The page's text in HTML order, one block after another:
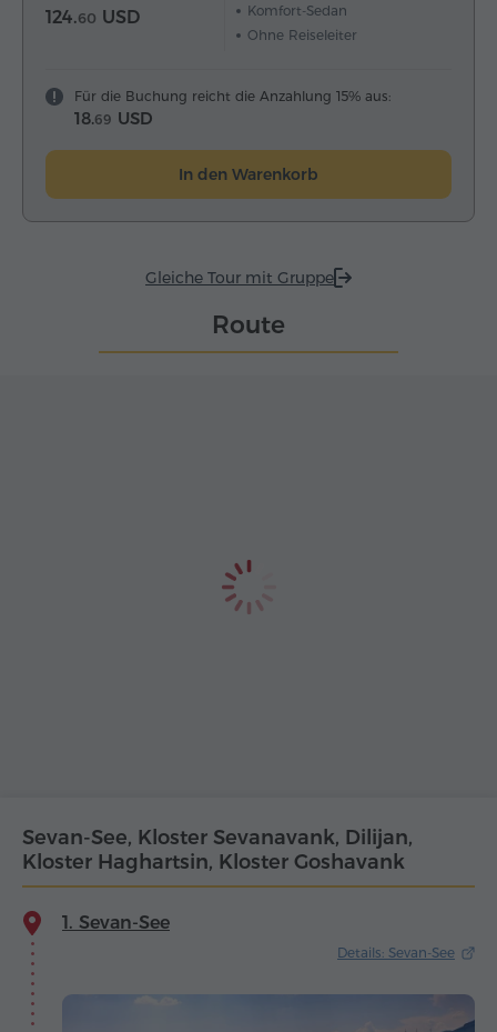
124.60 USD
Komfort-Sedan
Ohne Reiseleiter
Für die Buchung reicht die Anzahlung 15% aus:
18.69 USD
In den Warenkorb
Gleiche Tour mit Gruppe
Route
Sevan-See, Kloster Sevanavank, Dilijan,
Kloster Haghartsin, Kloster Goshavank
1. Sevan-See
Details: Sevan-See